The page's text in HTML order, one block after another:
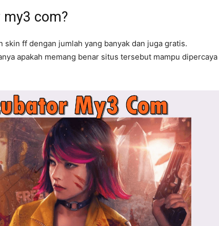
com?
skin ff dengan jumlah yang banyak dan juga gratis.
apakah memang benar situs tersebut mampu dipercaya